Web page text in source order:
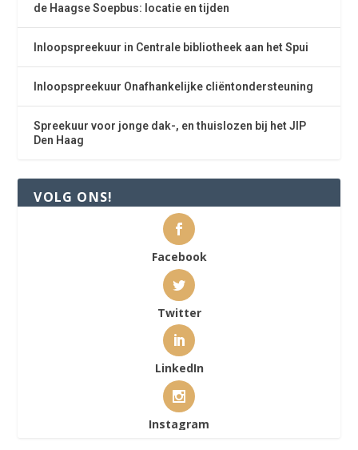
de Haagse Soepbus: locatie en tijden
Inloopspreekuur in Centrale bibliotheek aan het Spui
Inloopspreekuur Onafhankelijke cliëntondersteuning
Spreekuur voor jonge dak-, en thuislozen bij het JIP
Den Haag
VOLG ONS!
Facebook
Twitter
LinkedIn
Instagram